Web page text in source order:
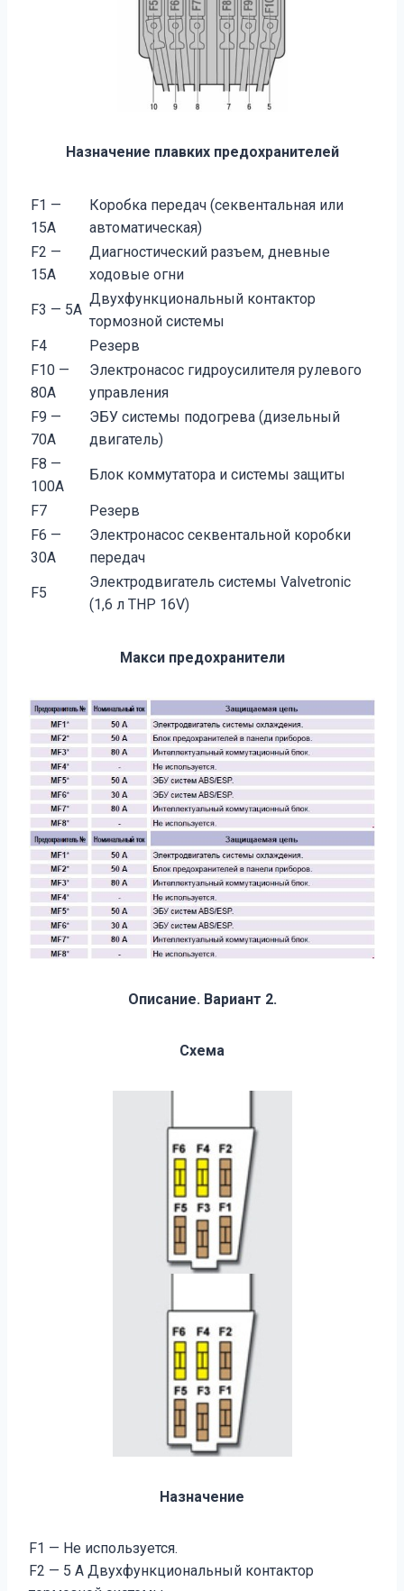
Назначение плавких предохранителей
F1 —
15А
Коробка передач (секвентальная или
автоматическая)
F2 —
15А
Диагностический разъем, дневные
ходовые огни
F3 — 5А
Двухфункциональный контактор
тормозной системы
F4
Резерв
F10 —
80А
Электронасос гидроусилителя рулевого
управления
F9 —
70А
ЭБУ системы подогрева (дизельный
двигатель)
F8 —
100А
Блок коммутатора и системы защиты
F7
Резерв
F6 —
30А
Электронасос секвентальной коробки
передач
F5
Электродвигатель системы Valvetronic
(1,6 л THP 16V)
Макси предохранители
Описание. Вариант 2.
Схема
Назначение
F1 — Не используется.
F2 — 5 A Двухфункциональный контактор